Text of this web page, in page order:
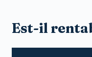
Est-il